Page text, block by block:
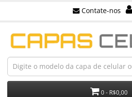
Contate-nos
0 - R$0,00